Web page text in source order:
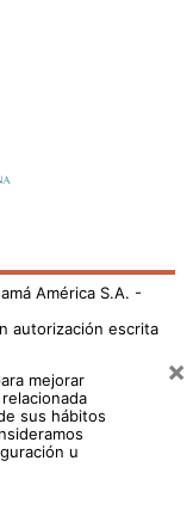
América S.A. -
autorización escrita
mejorar
sus hábitos
u
×